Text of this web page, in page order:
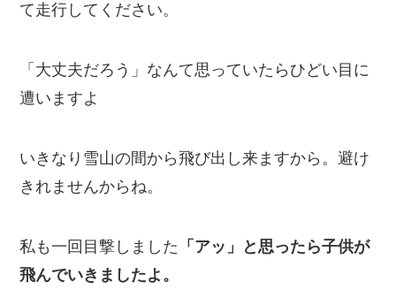
て走行してください。
「大丈夫だろう」なんて思っていたらひどい目に
遭いますよ
いきなり雪山の間から飛び出し来ますから。避け
きれませんからね。
私も一回目撃しました 「アッ」と思ったら子供が
飛んでいきましたよ。